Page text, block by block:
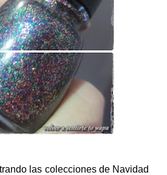
las colecciones de Navidad